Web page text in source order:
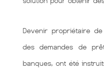
Devenir propriétaire
des demandes de
banques, ont été